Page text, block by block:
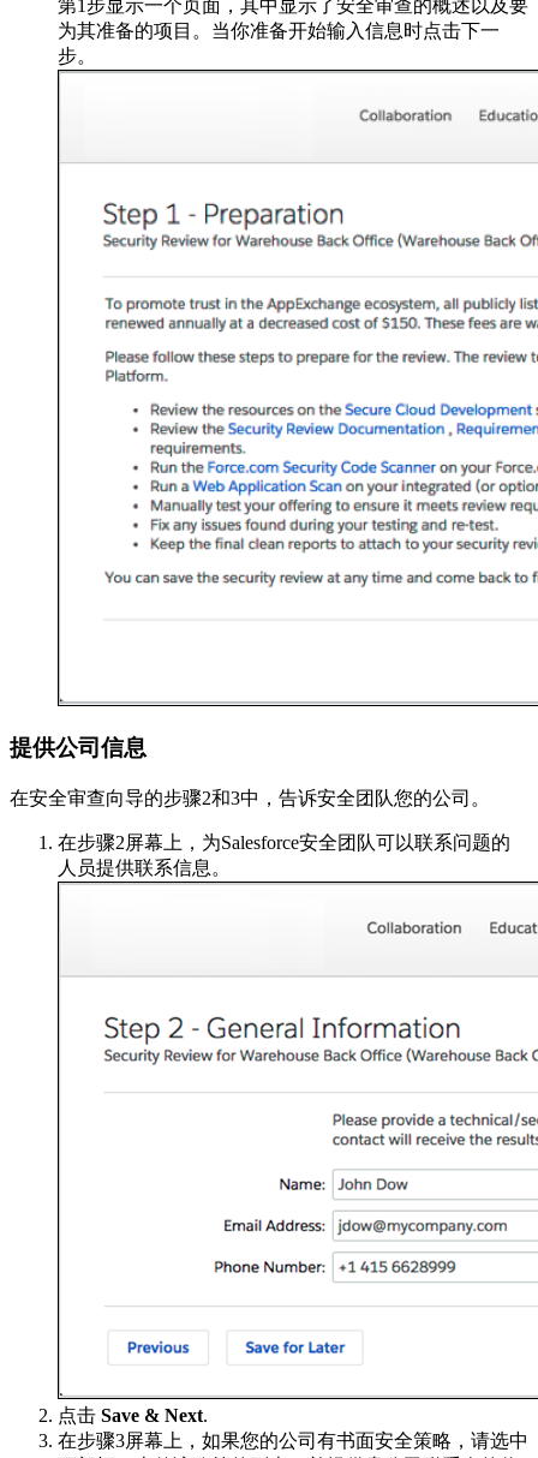
第1步显示一个页面，其中显示了安全审查的概述以及要
为其准备的项目。当你准备开始输入信息时点击下一
步。
提供公司信息
在安全审查向导的步骤2和3中，告诉安全团队您的公司。
在步骤2屏幕上，为Salesforce安全团队可以联系问题的
人员提供联系信息。
点击 Save & Next.
在步骤3屏幕上，如果您的公司有书面安全策略，请选中